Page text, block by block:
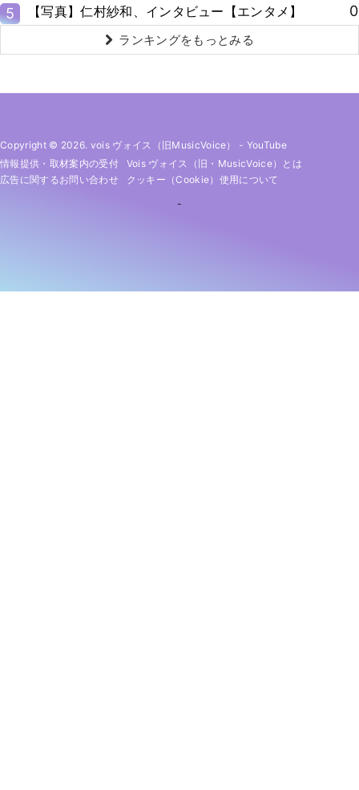
5 【写真】仁村紗和、インタビュー【エンタメ】 0
ランキングをもっとみる
Copyright © 2026. vois ヴォイス（旧MusicVoice） - YouTube
情報提供・取材案内の受付
Vois ヴォイス（旧・MusicVoice）とは
広告に関するお問い合わせ
クッキー（cookie）使用について
-